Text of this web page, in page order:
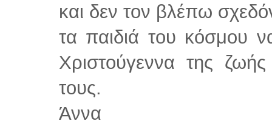
και δεν τον βλέπω
τα παιδιά του κόσμου
Χριστούγεννα της
τους.
Άννα